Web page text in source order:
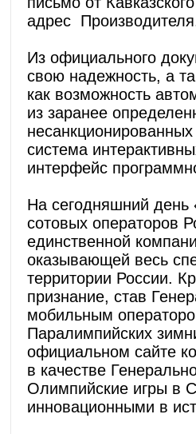
адрес
Из официального
свою надежность, а
как возможность
из заранее
система
интерфейс
На сегодняшний
сотовых операторов
единственной
оказывающей весь
территории России.
признание, став
мобильным
Паралимпийских
официальном сайте
в качестве
Олимпийские игры в
инновационными в